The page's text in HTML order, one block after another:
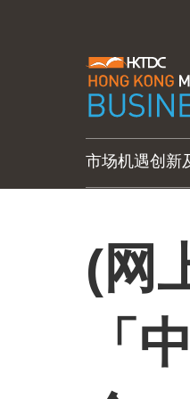
市场机遇创新
(网
「